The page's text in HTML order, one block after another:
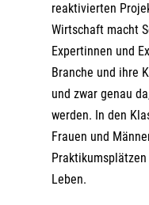
reaktivierten
Wirtschaft macht
Expertinnen und
Branche und ihre
und zwar genau
werden. In den
Frauen und
Leben.